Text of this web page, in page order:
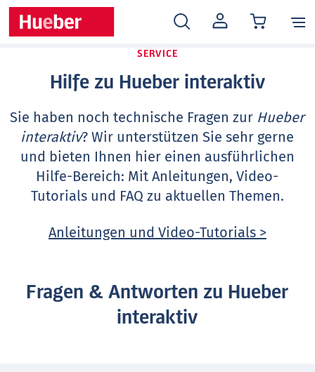
MEIN
KONTO
SERVICE
Hilfe zu Hueber interaktiv
Sie haben noch technische Fragen zur Hueber
interaktiv? Wir unterstützen Sie sehr gerne
und bieten Ihnen hier einen ausführlichen
Hilfe-Bereich: Mit Anleitungen, Video-
Tutorials und FAQ zu aktuellen Themen.
Anleitungen und Video-Tutorials >
Fragen & Antworten zu Hueber
interaktiv